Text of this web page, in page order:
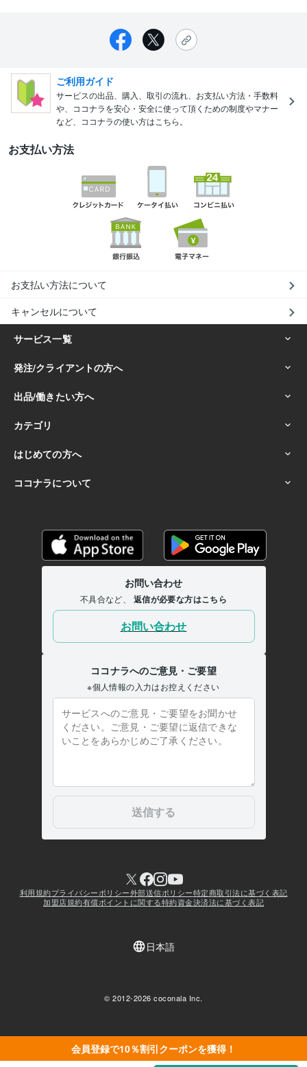
会員登録で10％割引クーポンを獲得！
ご利用ガイド
サービスの出品、購入、取引の流れ、お支払い方法・手数料
や、ココナラを安心・安全に使って頂くための制度やマナー
など、ココナラの使い方はこちら。
お支払い方法
お支払い方法について
キャンセルについて